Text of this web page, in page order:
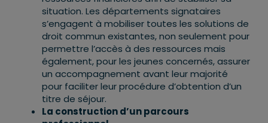
situation. Les départements signataires
s’engagent à mobiliser toutes les solutions de
droit commun existantes, non seulement pour
permettre l’accès à des ressources mais
également, pour les jeunes concernés, assurer
un accompagnement avant leur majorité
pour faciliter leur procédure d’obtention d’un
titre de séjour.
La construction d’un parcours